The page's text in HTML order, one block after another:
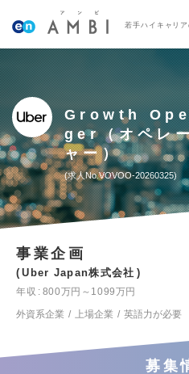
若手ハイキャリ
Growth
ger（オペレ
ャー）
求人No.VOVOO-20260325
事業企画
Uber Japan株式会社
年収
800万円～1099万円
外資系企業
上場企業 英語力が必要
募集